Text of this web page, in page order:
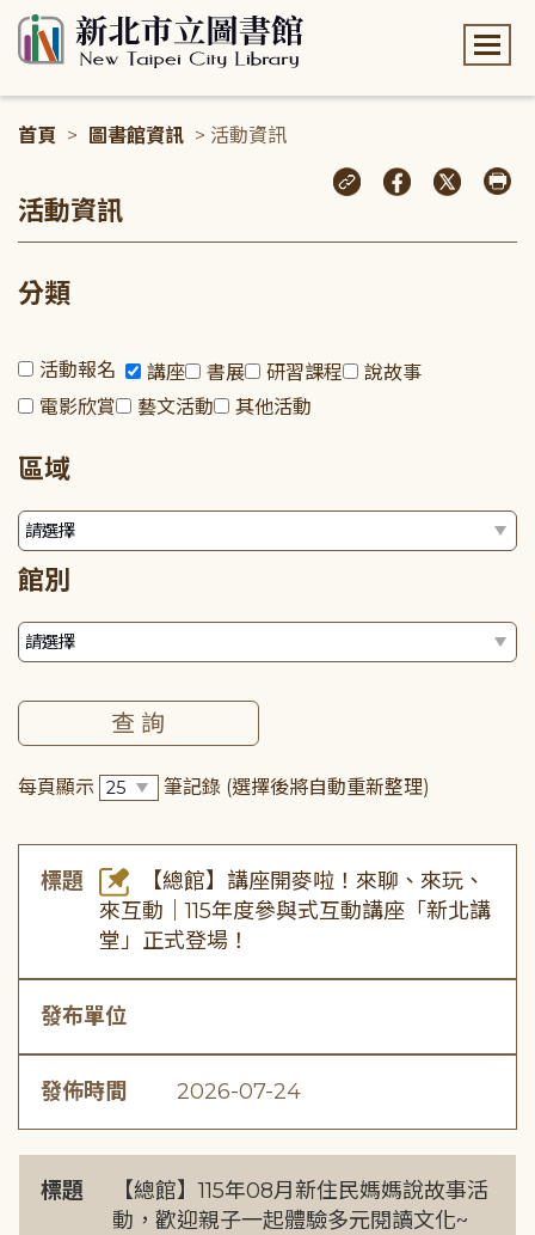
首頁 > 圖書館資訊 > 活動資訊
活動資訊
分類
活動報名 講座 書展 研習課程
說故事
電影欣賞
藝文活動 其他活動
區域
館別
每頁顯示 筆記錄 (選擇後將自動重新整理)
標題
【總館】講座開麥啦！來聊、來玩、
來互動｜115年度參與式互動講座「新北講
堂」正式登場！
發布單位
發佈時間 2026-07-24
標題
【總館】115年08月新住民媽媽說故事活
動，歡迎親子一起體驗多元閱讀文化~